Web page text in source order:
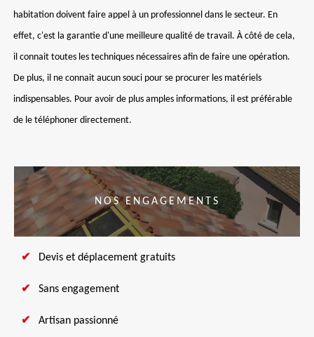
habitation doivent faire appel à un professionnel dans le secteur. En
effet, c'est la garantie d'une meilleure qualité de travail. À côté de cela,
il connait toutes les techniques nécessaires afin de faire une opération.
De plus, il ne connait aucun souci pour se procurer les matériels
indispensables. Pour avoir de plus amples informations, il est préférable
de le téléphoner directement.
NOS ENGAGEMENTS
Devis et déplacement gratuits
Sans engagement
Artisan passionné